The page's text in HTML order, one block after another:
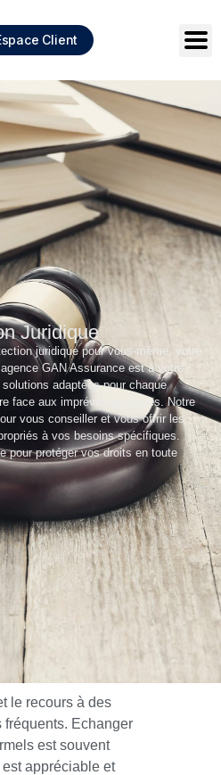
Client
Juridique
juridique pour vous-même, votre
GAN Assurance est à votre
adaptées pour chaque
face aux imprévus juridiques. Notre
vous conseiller et vous offrir les
à vos besoins spécifiques.
pour protéger vos droits en toute
le recours à des
fréquents. Echanger
est souvent
appréciable et